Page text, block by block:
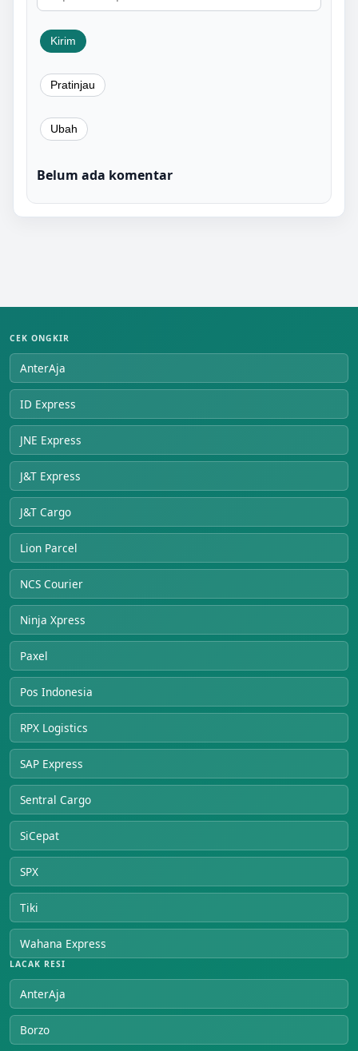
Belum ada komentar
CEK ONGKIR
AnterAja
ID Express
JNE Express
J&T Express
J&T Cargo
Lion Parcel
NCS Courier
Ninja Xpress
Paxel
Pos Indonesia
RPX Logistics
SAP Express
Sentral Cargo
SiCepat
SPX
Tiki
Wahana Express
LACAK RESI
AnterAja
Borzo